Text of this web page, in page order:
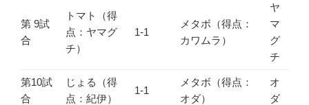
第 9試
合
トマト（得
点：ヤマグ
チ）
1-1
メタボ（得点：
カワムラ）
ヤ
マ
グ
チ
第10試
合
じょる（得
点：紀伊）
1-1
メタボ（得点：
オダ）
オ
ダ